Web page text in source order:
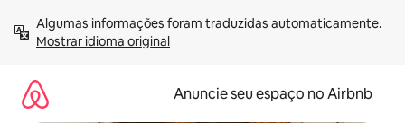
para
Mostrar idioma original
Anuncie seu espaço no Airbnb